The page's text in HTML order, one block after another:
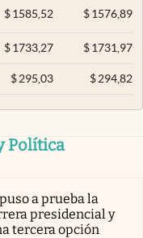
$ 1585,52 $1576,89
$ 1733,27 $1731,97
$ 295,03 $294,82
Política
a prueba la
presidencial y
tercera opción